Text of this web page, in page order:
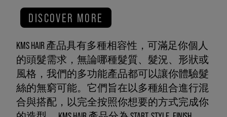
DISCOVER MORE
KMS HAIR 產品具有多種相容性，可滿足你個人
的頭髮需求，無論哪種髮質、髮況、形狀或
風格，我們的多功能產品都可以讓你體驗髮
絲的無窮可能。它們旨在以多種組合進行混
合與搭配，以完全按照你想要的方式完成你